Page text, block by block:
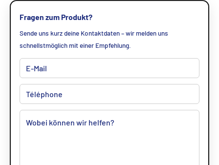
Fragen zum Produkt?
Sende uns kurz deine Kontaktdaten – wir melden uns
schnellstmöglich mit einer Empfehlung.